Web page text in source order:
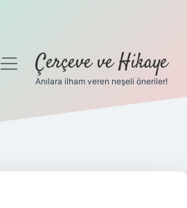
menüyüÇerçeve ve Hikaye
Anılara ilham veren neşeli öneriler!